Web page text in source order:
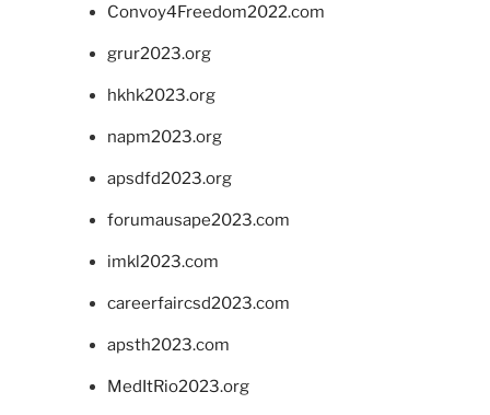
Convoy4Freedom2022.com
grur2023.org
hkhk2023.org
napm2023.org
apsdfd2023.org
forumausape2023.com
imkl2023.com
careerfaircsd2023.com
apsth2023.com
MedItRio2023.org